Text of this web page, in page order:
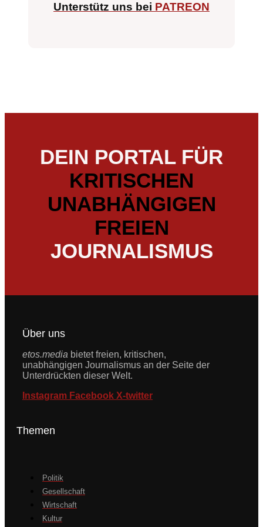
Unterstütz uns bei PATREON
DEIN PORTAL FÜR
KRITISCHEN
UNABHÄNGIGEN
FREIEN
JOURNALISMUS
Über uns
etos.media bietet freien, kritischen,
unabhängigen Journalismus an der Seite der
Unterdrückten dieser Welt.
Instagram Facebook X-twitter
Themen
Politik
Gesellschaft
Wirtschaft
Kultur